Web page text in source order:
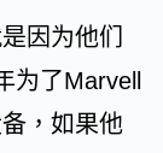
因为他们
为了Marvell
，如果他